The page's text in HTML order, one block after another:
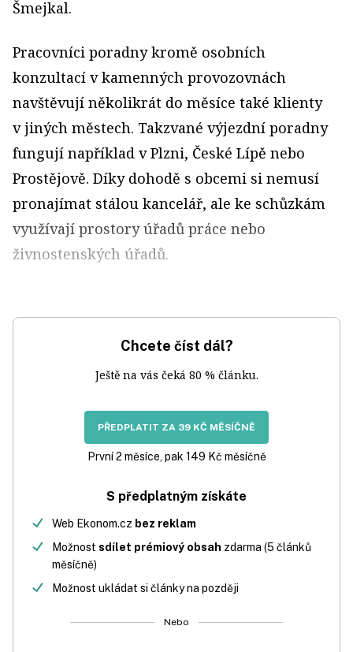
Šmejkal.
Pracovníci poradny kromě osobních
konzultací v kamenných provozovnách
navštěvují několikrát do měsíce také klienty
v jiných městech. Takzvané výjezdní poradny
fungují například v Plzni, České Lípě nebo
Prostějově. Díky dohodě s obcemi si nemusí
pronajímat stálou kancelář, ale ke schůzkám
využívají prostory úřadů práce nebo
živnostenských úřadů.
Chcete číst dál?
Ještě na vás čeká 80 % článku.
PŘEDPLATIT ZA 39 KČ MĚSÍČNĚ
První 2 měsíce, pak 149 Kč měsíčně
S předplatným získáte
Web Ekonom.cz bez reklam
Možnost sdílet prémiový obsah zdarma (5 článků
měsíčně)
Možnost ukládat si články na později
Nebo